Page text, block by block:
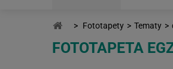
> Fototapety > Tematy >
FOTOTAPETA